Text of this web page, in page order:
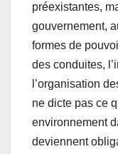
préexistantes,
gouvernement,
formes de
des conduites,
l’organisation
ne dicte pas ce
environnement
deviennent